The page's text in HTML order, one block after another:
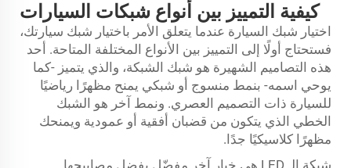
كيفية التمييز بين أنواع شبكات السيارات
اختيار شبك السيارة عندما يتعلق الأمر باختيار شبك سيارتك،
فستحتاج أولًا إلى التمييز بين الأنواع المختلفة المتاحة. أحد
هذه التصاميم الشهيرة هو شبك الشبكة، والذي يتميز -كما
يوحي اسمه- بنمط منسوج أو شبكي يمنح مظهرًا رياضيًا
للسيارة ذات التصميم العصري. ونمط آخر هو الشبك
الخطي الذي يتكون من قضبان أفقية أو عمودية ويمنحك
مظهرًا كلاسيكيًا جدًا.
شبكة الـ LED هي خيار آخر مفضّل بفضل مصابيحها